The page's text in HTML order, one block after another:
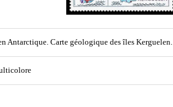
Antarctique. Carte géologique des îles Kerguelen.